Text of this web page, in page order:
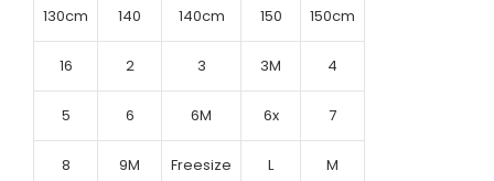
130cm 140 140cm 150 150cm
16 2 3 3M 4
5 6 6M 6x 7
8 9M Freesize L M